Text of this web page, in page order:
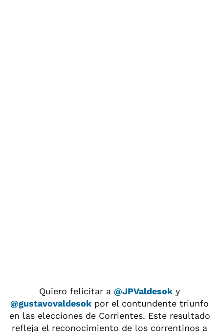
Quiero felicitar a @JPValdesok y
@gustavovaldesok por el contundente triunfo
en las elecciones de Corrientes. Este resultado
refleja el reconocimiento de los correntinos a